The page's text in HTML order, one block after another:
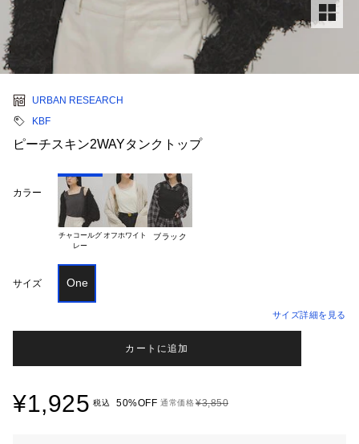
URBAN RESEARCH
KBF
ピーチスキン2WAYタンクトップ
カラー
チャコールグ オフホワイト ブラック
サイズ One
サイズ詳細を見る
カートに追加
¥1,925 税込 50%OFF 通常価格¥3,850